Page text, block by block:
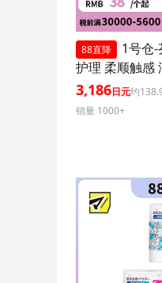
88直降
1号仓
护理 柔顺触感
g 3个装
3,186日元约
销量 1000+